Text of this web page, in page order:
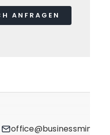
ANFRAGEN
office@businessmind.at